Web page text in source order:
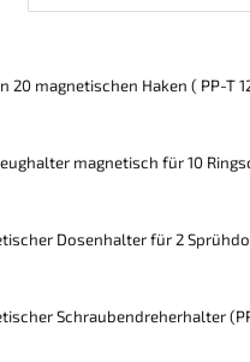
20 magnetischen Haken ( PP-T
magnetisch für 10
Dosenhalter für 2
Schraubendreherhalter